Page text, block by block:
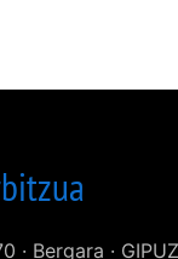
· Bergara ·